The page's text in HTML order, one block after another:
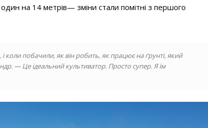
на 14 метрів— зміни стали помітні з першого
побачили, як він робить, як працює на ґрунті, який
— Це ідеальний культиватор. Просто супер. Я їм